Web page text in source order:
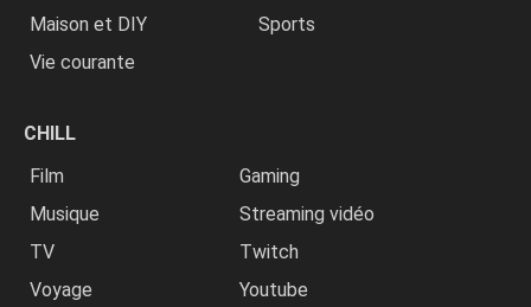
Maison et DIY
Sports
Vie courante
CHILL
Film
Gaming
Musique
Streaming vidéo
TV
Twitch
Voyage
Youtube